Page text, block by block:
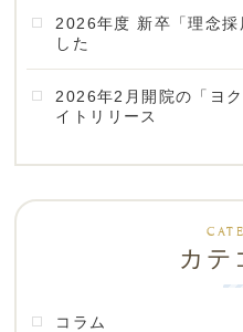
2026年度 新卒「理念採
した
2026年2月開院の「ヨ
イトリリース
カテ
コラム